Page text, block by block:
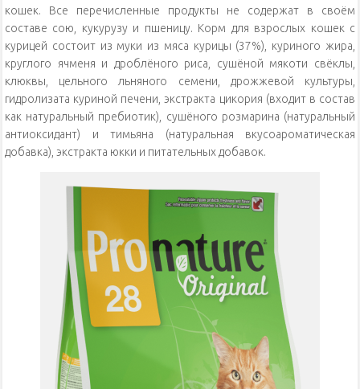
кошек. Все перечисленные продукты не содержат в своём
составе сою, кукурузу и пшеницу. Корм для взрослых кошек с
курицей состоит из муки из мяса курицы (37%), куриного жира,
круглого ячменя и дроблёного риса, сушёной мякоти свёклы,
клюквы, цельного льняного семени, дрожжевой культуры,
гидролизата куриной печени, экстракта цикория (входит в состав
как натуральный пребиотик), сушёного розмарина (натуральный
антиоксидант) и тимьяна (натуральная вкусоароматическая
добавка), экстракта юкки и питательных добавок.